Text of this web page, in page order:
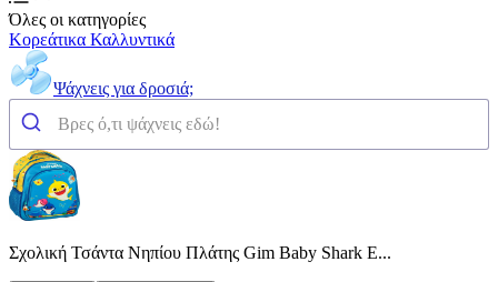
Όλες οι κατηγορίες
Κορεάτικα Καλλυντικά
Ψάχνεις για δροσιά;
Σχολική Τσάντα Νηπίου Πλάτης Gim Baby Shark E...